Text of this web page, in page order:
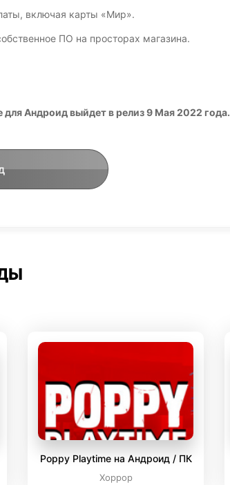
включая карты «Мир».
ПО на просторах магазина.
Андроид выйдет в релиз 9 Мая 2022 года.
Poppy Playtime на Андроид / ПК
Хоррор